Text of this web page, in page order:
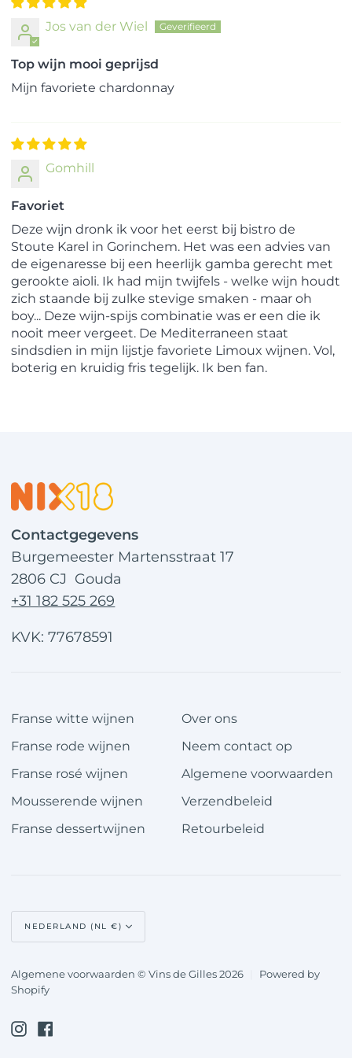
Jos van der Wiel
Top wijn mooi geprijsd
Mijn favoriete chardonnay
Gomhill
Favoriet
Deze wijn dronk ik voor het eerst bij bistro de
Stoute Karel in Gorinchem. Het was een advies van
de eigenaresse bij een heerlijk gamba gerecht met
gerookte aioli. Ik had mijn twijfels - welke wijn houdt
zich staande bij zulke stevige smaken - maar oh
boy... Deze wijn-spijs combinatie was er een die ik
nooit meer vergeet. De Mediterraneen staat
sindsdien in mijn lijstje favoriete Limoux wijnen. Vol,
boterig en kruidig fris tegelijk. Ik ben fan.
Contactgegevens
Burgemeester Martensstraat 17
2806 CJ Gouda
+31 182 525 269
KVK: 77678591
Franse witte wijnen
Franse rode wijnen
Franse rosé wijnen
Mousserende wijnen
Franse dessertwijnen
Over ons
Neem contact op
Algemene voorwaarden
Verzendbeleid
Retourbeleid
Valuta NEDERLAND (NL €)
Algemene voorwaarden © Vins de Gilles 2026
Powered by
Shopify